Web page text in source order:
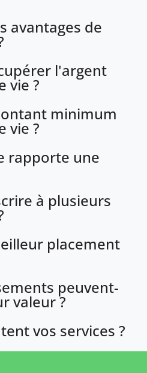
avantages de
l'argent
vie ?
minimum
vie ?
rapporte une
à plusieurs
placement
peuvent-
valeur ?
vos services ?